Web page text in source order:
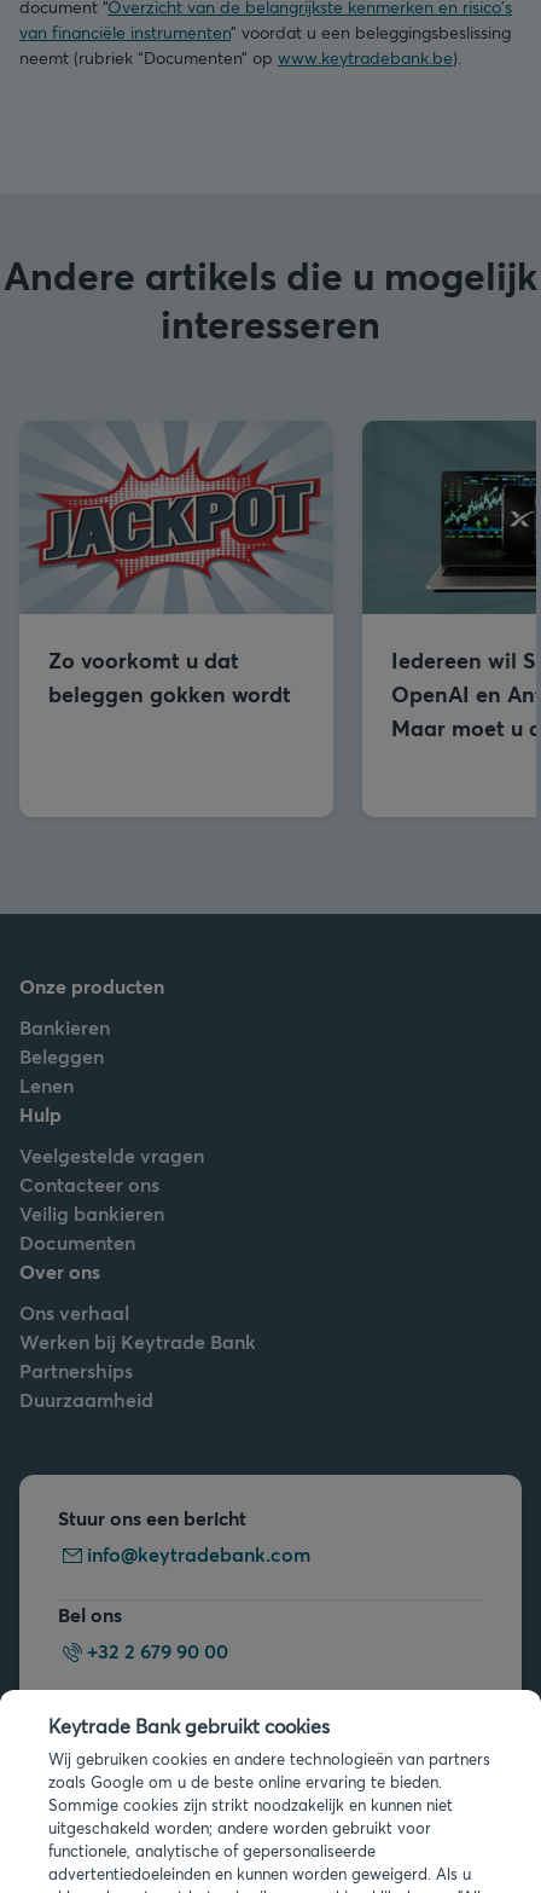
document “Overzicht van de belangrijkste kenmerken en risico's
van financiële instrumenten” voordat u een beleggingsbeslissing
neemt (rubriek “Documenten” op www.keytradebank.be).
Andere artikels die u mogelijk
interesseren
Zo voorkomt u dat
beleggen gokken wordt
Iedereen wil
OpenAI en
Maar moet u
Onze producten
Bankieren
Beleggen
Lenen
Hulp
Veelgestelde vragen
Contacteer ons
Veilig bankieren
Documenten
Over ons
Ons verhaal
Werken bij Keytrade Bank
Partnerships
Duurzaamheid
Stuur ons een bericht
info@keytradebank.com
Bel ons
+32 2 679 90 00
Veelgestelde vragen
Keytrade Bank gebruikt cookies
Wij gebruiken cookies en andere technologieën van partners
zoals Google om u de beste online ervaring te bieden.
Sommige cookies zijn strikt noodzakelijk en kunnen niet
uitgeschakeld worden; andere worden gebruikt voor
functionele, analytische of gepersonaliseerde
advertentiedoeleinden en kunnen worden geweigerd. Als u